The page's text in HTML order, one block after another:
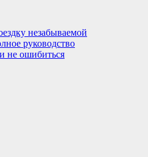
незабываемой
руководство
не ошибиться